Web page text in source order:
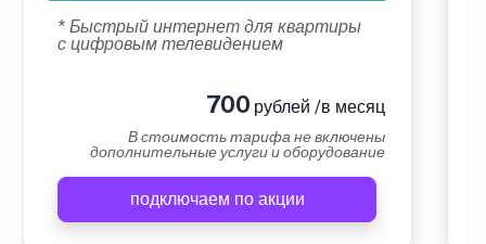
* Быстрый интернет для квартиры
с цифровым телевидением
700 рублей /в месяц
В стоимость тарифа не включены
дополнительные услуги и оборудование
подключаем по акции